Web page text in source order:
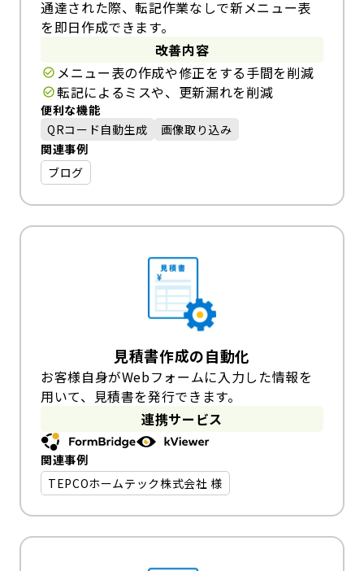
通達された際、転記作業なしで新メニュー表
を即日作成できます。
改善内容
メニュー表の作成や修正をする手間を削減
転記によるミスや、更新漏れを削減
便利な機能
QRコード自動生成
画像取り込み
関連事例
ブログ
見積書作成の自動化
お客様自身がWebフォームに入力した情報を
用いて、見積書を発行できます。
連携サービス
関連事例
TEPCOホームテック株式会社 様